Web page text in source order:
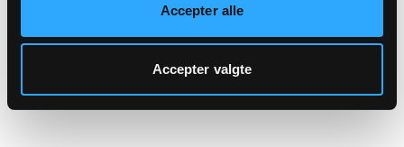
Accepter alle
Accepter valgte